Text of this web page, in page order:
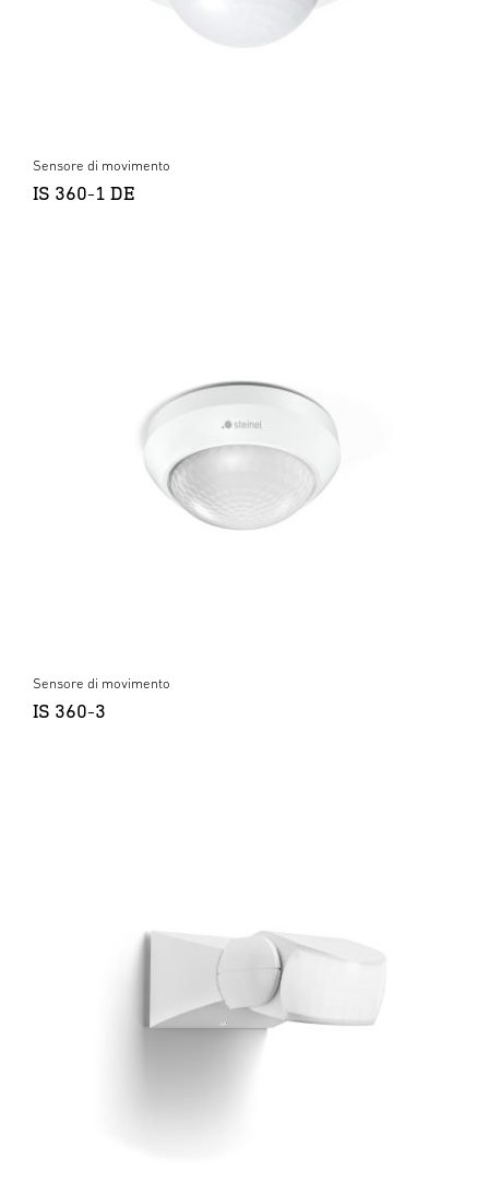
Sensore di movimento
IS 360-1 DE
Sensore di movimento
IS 360-3